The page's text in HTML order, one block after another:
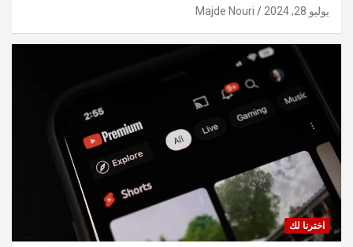
يوليو 28, 2024 Majde Nouri
اخترنا لك